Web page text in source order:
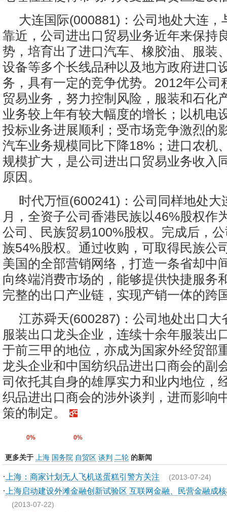
大连国际(000881)：公司地处大连，
靠近，公司进出口贸易业务近年来保持
势，培育出了进口汽车、橡胶油、服装
设备等多个长线品种以及地方政府进口
务，具有一定的竞争优势。2012年公司
贸易业务，努力控制风险，服装和石化
业务较上年有较大幅度的增长；以机电
投标业务进展顺利；受市场竞争激烈的
汽车业务规模同比下降18%；进口农机
规模扩大，是公司进出口贸易业务收入
原因。
时代万恒(600241)：公司同样地处大
月，全资子公司香港民族以46%股权作
公司、民族贸易100%股权。完成后，
族54%股权。通过收购，可取得民族公
美国的全部营销网络，打造一条省却中
向终端消费市场的，能够提供快捷服务
完整的出口产业链，实现产销一体的跨
江苏舜天(600287)：公司地处出口大
服装出口龙头企业，连续十余年服装出
于前三甲的地位，亦成为国家外经贸部
龙头企业和中国纺织品进出口商会的副
司依托其自身的雄厚实力和业内地位，
织品进出口商会的涉外谈判，进而影响
策的制定。
0% 0%
更多关于 上海 国务院 自贸区 谈判 二轮 的新闻
· 上海：商家计划无人飞机送蛋糕引警方关注 (2013-07-24)
· 上海启动建设外滩金融创新试验区 互联网金融、民营金融成
(2013-07-22)